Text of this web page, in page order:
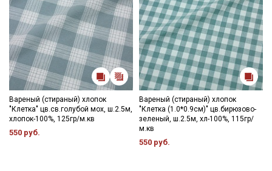
Вареный (стираный) хлопок
"Клетка" цв.св.голубой мох, ш.2.5м,
хлопок-100%, 125гр/м.кв
550 руб.
Вареный (стираный) хлопок
"Клетка (1.0*0.9см)" цв.бирюзово-
зеленый, ш.2.5м, хл-100%, 115гр/
м.кв
550 руб.